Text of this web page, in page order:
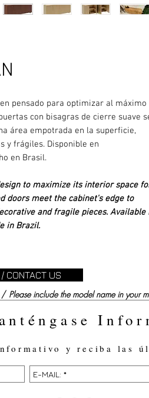
pensado para optimizar al máximo
con bisagras de cierre suave
área empotrada en la superficie,
y frágiles. Disponible en
en Brasil.
to maximize its interior space
doors meet the cabinet's edge to
and fragile pieces. Available
in Brazil.
CONTACT US
/ Please include the model name in your
y reciba las